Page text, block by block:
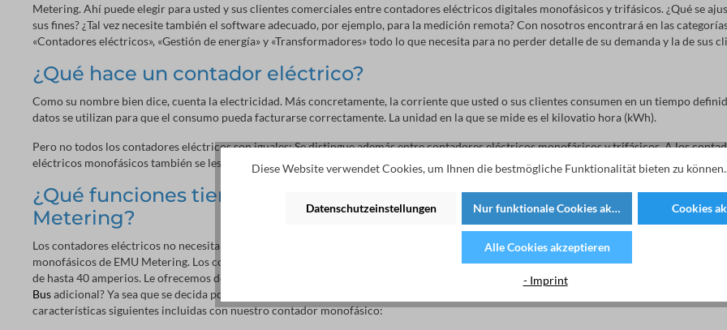
Metering. Ahí puede elegir para usted y sus clientes comerciales entre contadores eléctricos digitales monofásicos y trifásicos. ¿Qué se
sus fines? ¿Tal vez necesite también el software adecuado, por ejemplo, para la medición remota? Con nosotros encontrará en las
«Contadores eléctricos», «Gestión de energía» y «Transformadores» todo lo que necesita para no perder detalle de su demanda y la de sus
¿Qué hace un contador eléctrico?
Como su nombre bien dice, cuenta la electricidad. Más concretamente, la corriente que usted o sus clientes consumen en un tiempo
datos se utilizan para que el consumo pueda facturarse correctamente. La unidad en la que se mide es el kilovatio hora (kWh).
Pero no todos los contadores eléctricos son iguales: Se distingue además entre contadores eléctricos monofásicos y trifásicos. A los
eléctricos monofásicos también se les llama contadores alternos, y los medidores trifásicos se conocen también como contadores trifásicos.
¿Qué funciones tienen los contadores eléctricos monofásicos de EMU
Metering?
Los contadores eléctricos no necesitan ser complicados para aun así convencer plenamente. El mejor ejemplo – los contadores eléctricos
monofásicos de EMU Metering. Los contadores monofásicos delgados y, por lo tanto, ahorradores de espacio son adecuados para
de hasta 40 amperios. Le ofrecemos dos variantes de estos contadores. ¿Desea una salida de impulsos S0 para energía activa, así como una
Busadicional? Ya sea que se decida por el modelo más sencillo sin interfaz o por aquel con Meter Bus integrado – puede beneficiarse de las
características siguientes incluidas con nuestro contador monofásico:
Diese Website verwendet Cookies, um Ihnen die bestmögliche Funktionalität bieten zu
Datenschutzeinstellungen Nur funktionale Cookies akzeptieren Cookies
Alle Cookies akzeptieren
- Imprint